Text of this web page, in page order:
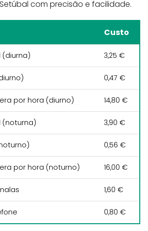
com precisão e facilidade.
Custo
(diurna) 3,25 €
0,47 €
por hora (diurno) 14,80 €
(noturna) 3,90 €
0,56 €
por hora (noturno) 16,00 €
1,60 €
0,80 €